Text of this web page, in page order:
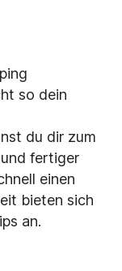
so dein
du dir zum
fertiger
einen
bieten sich
an.